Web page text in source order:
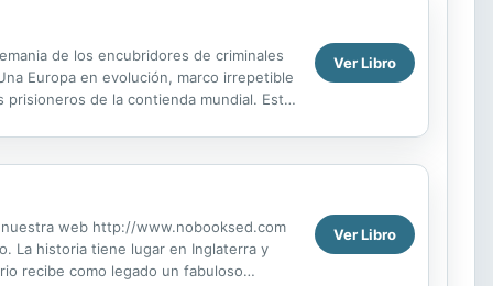
de los encubridores de criminales
Europa en evolución, marco irrepetible
de la contienda mundial. Esta
Ver Libro
nuestra web http://www.nobooksed.com
La historia tiene lugar en Inglaterra y
recibe como legado un fabuloso
Ver Libro